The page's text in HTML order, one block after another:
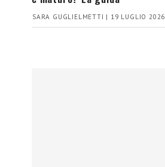
SARA GUGLIELMETTI | 19 LUGLIO 2026